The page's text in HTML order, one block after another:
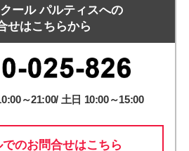
ール パルティスへの
せはこちらから
～21:00/ 土日 10:00～15:00
でのお問合せはこちら